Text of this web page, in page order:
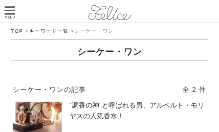
TOP > キーワード一覧 >シーケー・ワン
シーケー・ワン
シーケー・ワンの記事
全 2 件
“調香の神”と呼ばれる男、アルベルト・モリ
ヤスの人気香水！